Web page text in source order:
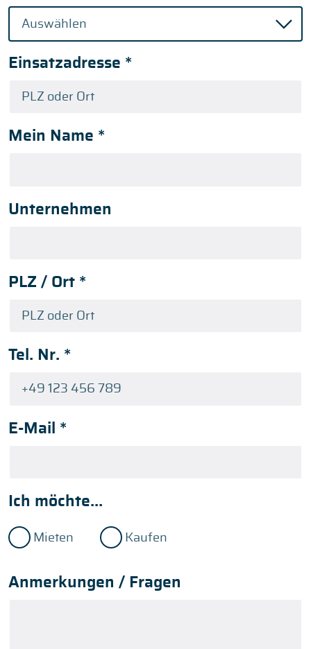
Einsatzadresse *
Mein Name *
Unternehmen
PLZ / Ort *
Tel. Nr. *
E-Mail *
Ich möchte...
Mieten Kaufen
Anmerkungen / Fragen